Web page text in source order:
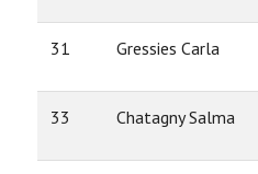
31 Gressies Carla
33 Chatagny Salma